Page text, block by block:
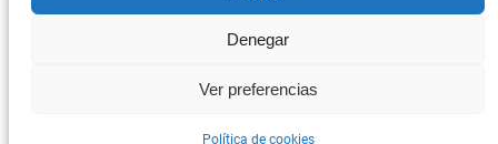
Denegar
Ver preferencias
Política de cookies